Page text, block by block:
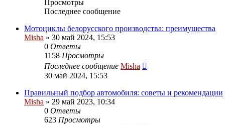
Просмотры
Последнее сообщение
Мотоциклы белорусского производства: преимущества
Misha » 30 май 2024, 15:53
0 Ответы
1158 Просмотры
Последнее сообщение Misha
30 май 2024, 15:53
Правильный подбор автомобиля: советы и рекомендации
Misha » 29 май 2023, 10:34
0 Ответы
623 Просмотры